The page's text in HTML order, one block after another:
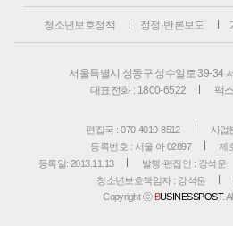
청소년보호정책 정정·반론보도
서울특별시 성동구 성수일로 39-34
대표전화 : 1800-6522
팩
편집국 : 070-4010-8512
사업
등록번호 : 서울 아 02897
제
등록일: 2013.11.13
발행·편집인 : 강석운
청소년보호책임자 : 강석운
Copyright ⓒ BUSINESSPOST.